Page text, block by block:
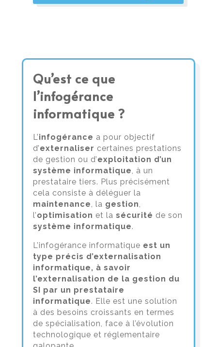
Qu’est ce que
l’infogérance
informatique ?
L’infogérance a pour objectif
d’externaliser certaines prestations
de gestion ou d’exploitation d’un
système informatique , à un
prestataire tiers. Plus précisément
cela consiste à déléguer la
maintenance , la gestion
l’optimisation et la sécurité de son
système informatique.
L’infogérance informatique est un
type précis d’externalisation
informatique, à savoir
l’externalisation de la gestion du
SI par un prestataire
informatique. Elle est une solution
à des besoins croissants en termes
de spécialisation, face à l’évolution
technologique et réglementaire